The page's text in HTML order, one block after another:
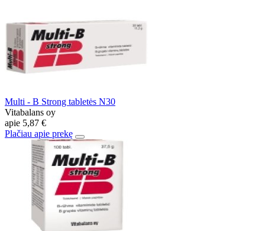
Multi - B Strong tabletės N30
Vitabalans oy
apie 5,87 €
Plačiau apie prekę